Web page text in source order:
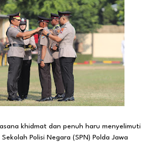
khidmat dan penuh haru menyelimuti
Polisi Negara (SPN) Polda Jawa